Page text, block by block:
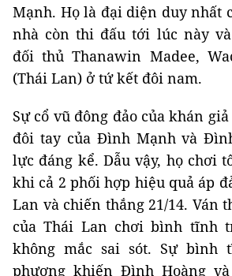
Mạnh. Họ là đại diện duy nhất
nhà còn thi đấu tới lúc này
đối thủ Thanawin Madee,
(Thái Lan) ở tứ kết đôi nam.
Sự cổ vũ đông đảo của khán
đôi tay của Đình Mạnh và
lực đáng kể. Dẫu vậy, họ chơi
khi cả 2 phối hợp hiệu quả áp
Lan và chiến thắng 21/14. Ván
của Thái Lan chơi bình tĩnh
không mắc sai sót. Sự bình
phương khiến Đình Hoàng